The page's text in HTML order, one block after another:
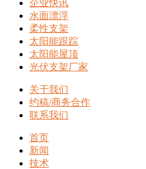
企业快讯
水面漂浮
柔性支架
太阳能跟踪
太阳能屋顶
光伏支架厂家
关于我们
约稿/商务合作
联系我们
首页
新闻
技术